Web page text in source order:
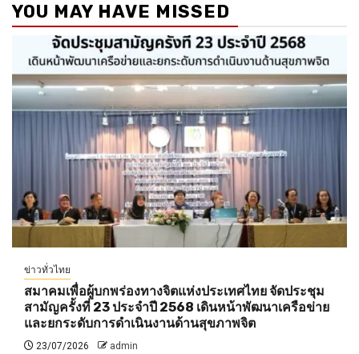
YOU MAY HAVE MISSED
ข่าวทั่วไทย
สมาคมเพื่อผู้บกพร่องทางจิตแห่งประเทศไทย จัดประชุม
สามัญครั้งที่ 23 ประจำปี 2568 เดินหน้าพัฒนาเครือข่าย
และยกระดับการดำเนินงานด้านสุขภาพจิต
23/07/2026 admin